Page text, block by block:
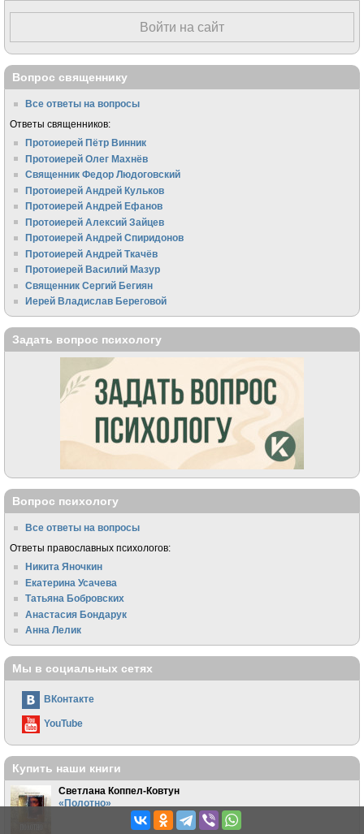
Войти на сайт
Вопрос священнику
Все ответы на вопросы
Ответы священников:
Протоиерей Пётр Винник
Протоиерей Олег Махнёв
Священник Федор Людоговский
Протоиерей Андрей Кульков
Протоиерей Андрей Ефанов
Протоиерей Алексий Зайцев
Протоиерей Андрей Спиридонов
Протоиерей Андрей Ткачёв
Протоиерей Василий Мазур
Священник Сергий Бегиян
Иерей Владислав Береговой
Задать вопрос психологу
Вопрос психологу
Все ответы на вопросы
Ответы православных психологов:
Никита Яночкин
Екатерина Усачева
Татьяна Бобровских
Анастасия Бондарук
Анна Лелик
Мы в социальных сетях
ВКонтакте
YouTube
Купить наши книги
Светлана Коппел-Ковтун
«Полотно»